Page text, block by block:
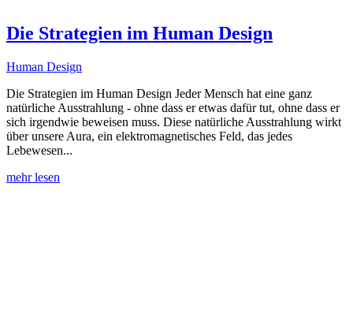
Die Strategien im Human Design
Human Design
Die Strategien im Human Design Jeder Mensch hat eine ganz
natürliche Ausstrahlung - ohne dass er etwas dafür tut, ohne dass er
sich irgendwie beweisen muss. Diese natürliche Ausstrahlung wirkt
über unsere Aura, ein elektromagnetisches Feld, das jedes
Lebewesen...
mehr lesen